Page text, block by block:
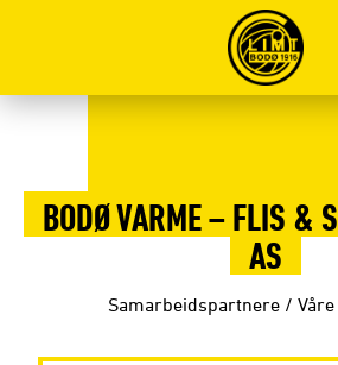
BODØ VARME – FLIS &
AS
Samarbeidspartnere /